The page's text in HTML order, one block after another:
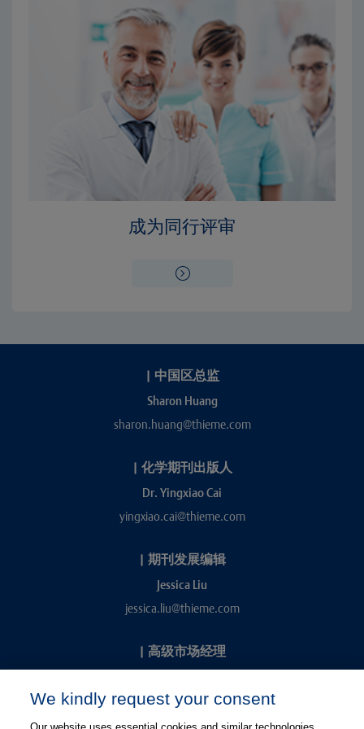
成为同行评审
| 中国区总监
Sharon Huang
sharon.huang@thieme.com
| 化学期刊出版人
Dr. Yingxiao Cai
yingxiao.cai@thieme.com
| 期刊发展编辑
Jessica Liu
jessica.liu@thieme.com
| 高级市场经理
kevin.chang@thieme.com
We kindly request your consent